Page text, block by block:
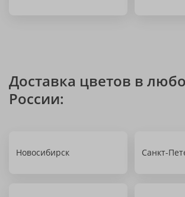
Доставка цветов в
России:
Новосибирск Санкт-